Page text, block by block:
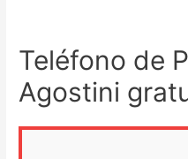
Teléfono de
Agostini